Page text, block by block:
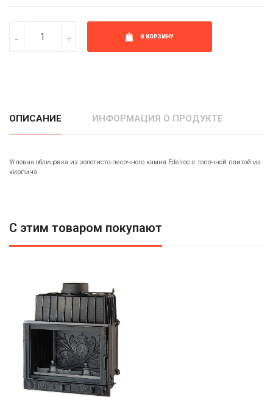
В КОРЗИНУ
ОПИСАНИЕ ИНФОРМАЦИЯ О ПРОДУКТЕ
Угловая облицовка из золотисто-песочного камня Edelroc с топочной плитой из
кирпича.
С этим товаром покупают